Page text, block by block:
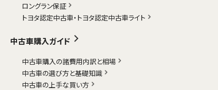
ロングラン保証
トヨタ認定中古車・ トヨタ認定中古車ライト
中古車購入ガイド
中古車購入の諸費用内訳と相場
中古車の選び方と基礎知識
中古車の上手な買い方